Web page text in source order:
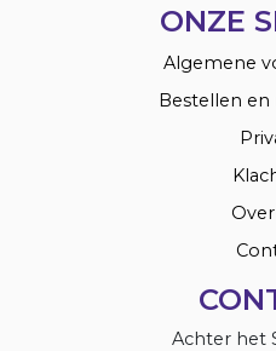
ONZE
Algemene
Bestellen
Achter het